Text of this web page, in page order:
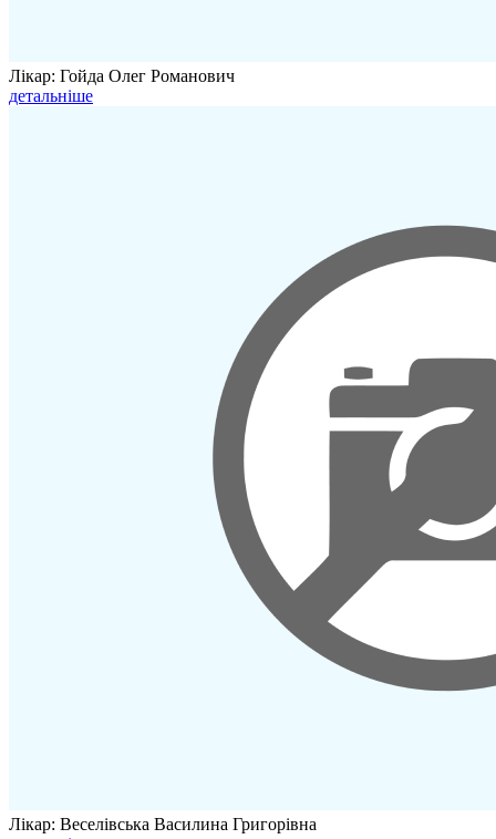
Лікар: Гойда Олег Романович
детальніше
Лікар: Веселівська Василина Григорівна